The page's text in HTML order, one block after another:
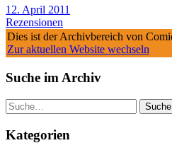
12. April 2011
Rezensionen
Dies ist der Archivbereich von
Zur aktuellen Website wechseln
Suche im Archiv
Suche
Kategorien